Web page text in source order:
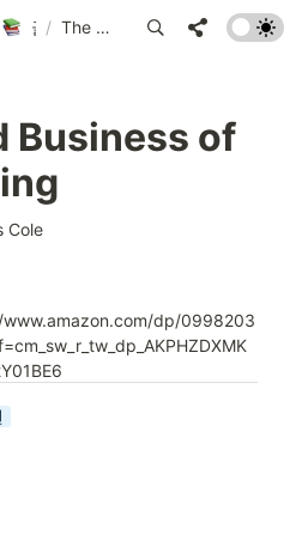
글쓰기방 도서 목록
/ The Art and Business of Online Writing
Business of
Cole
dp/0998203